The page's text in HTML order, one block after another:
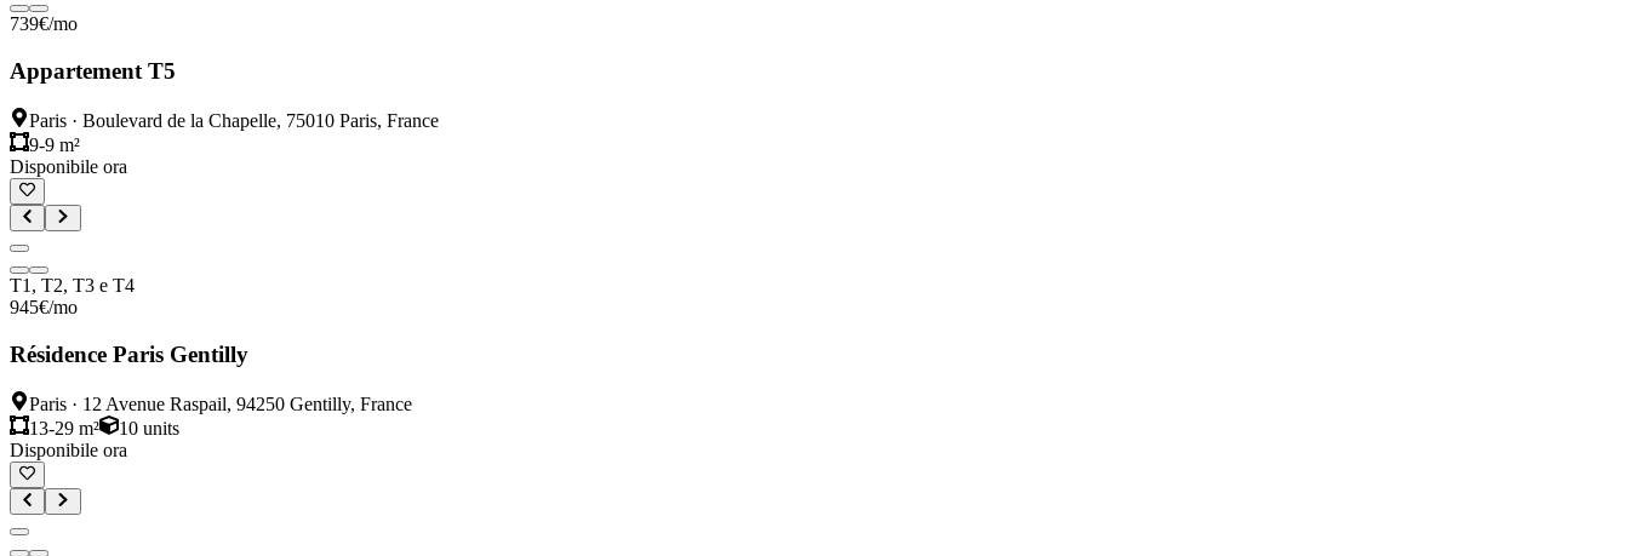
739€/mo
Appartement T5
Paris · Boulevard de la Chapelle, 75010 Paris, France
9-9 m²
Disponibile ora
T1, T2, T3 e T4
945€/mo
Résidence Paris Gentilly
Paris · 12 Avenue Raspail, 94250 Gentilly, France
13-29 m²
10 units
Disponibile ora